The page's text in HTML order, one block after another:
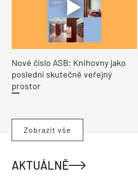
Nové číslo ASB: Knihovny jako
poslední skutečně veřejný
prostor
Zobrazit vše
AKTUÁLNĚ